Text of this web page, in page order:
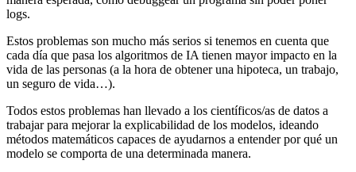
logs.
Estos problemas son mucho más serios si tenemos en cuenta que
cada día que pasa los algoritmos de IA tienen mayor impacto en la
vida de las personas (a la hora de obtener una hipoteca, un trabajo,
un seguro de vida…).
Todos estos problemas han llevado a los científicos/as de datos a
trabajar para mejorar la explicabilidad de los modelos, ideando
métodos matemáticos capaces de ayudarnos a entender por qué un
modelo se comporta de una determinada manera.